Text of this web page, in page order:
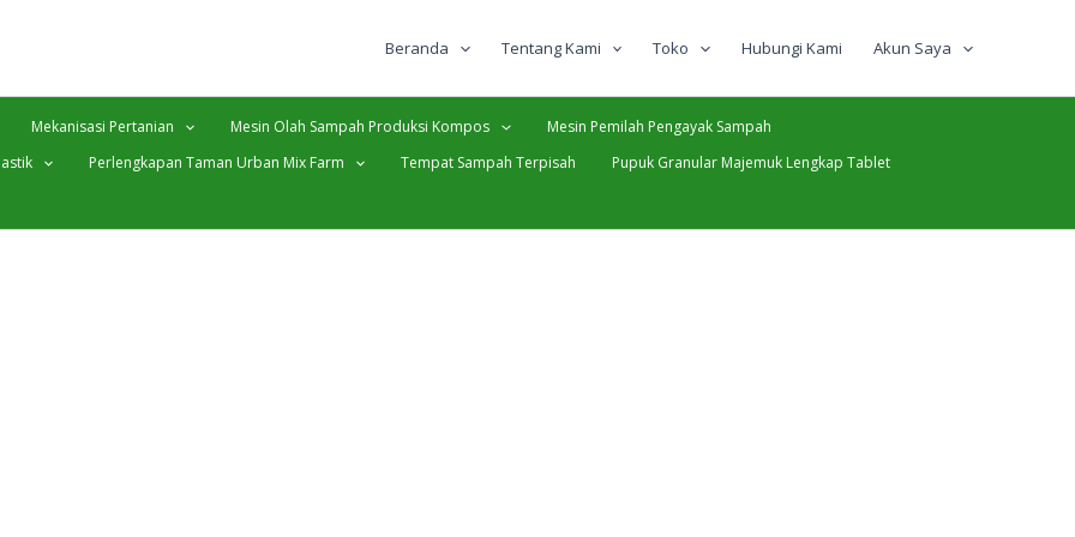
Beranda Tentang Kami Toko Hubungi Kami Akun Saya
Mekanisasi Pertanian Mesin Olah Sampah Produksi Kompos
Mesin Pemilah Pengayak Sampah
Perlengkapan Taman Urban Mix Farm Tempat Sampah Terpisah
Pupuk Granular Majemuk Lengkap Tablet